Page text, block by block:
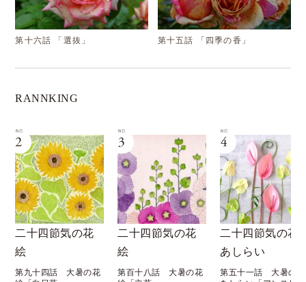
第十六話 「選抜」 第十五話 「四季の香」
RANNKING
二十四節気の花
絵
第百十八話 大暑の花
二十四節気の花
あしらい
第五十一話 大暑の花
夢の花屋
第三十八話 《バンコ